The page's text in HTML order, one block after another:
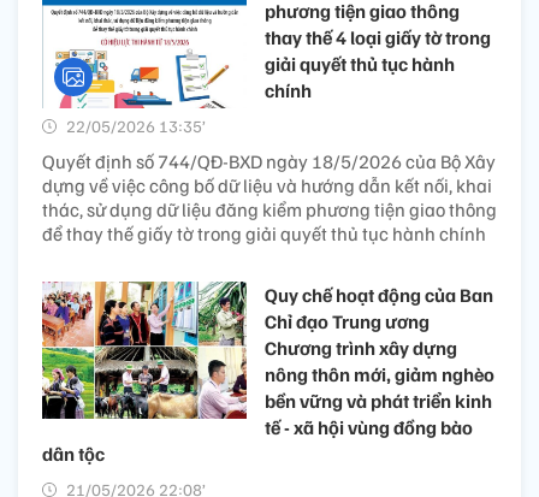
phương tiện giao thông
thay thế 4 loại giấy tờ trong
giải quyết thủ tục hành
chính
22/05/2026 13:35’
Quyết định số 744/QĐ-BXD ngày 18/5/2026 của Bộ Xây
dựng về việc công bố dữ liệu và hướng dẫn kết nối, khai
thác, sử dụng dữ liệu đăng kiểm phương tiện giao thông
để thay thế giấy tờ trong giải quyết thủ tục hành chính
Quy chế hoạt động của Ban
Chỉ đạo Trung ương
Chương trình xây dựng
nông thôn mới, giảm nghèo
bền vững và phát triển kinh
tế - xã hội vùng đồng bào
dân tộc
21/05/2026 22:08’